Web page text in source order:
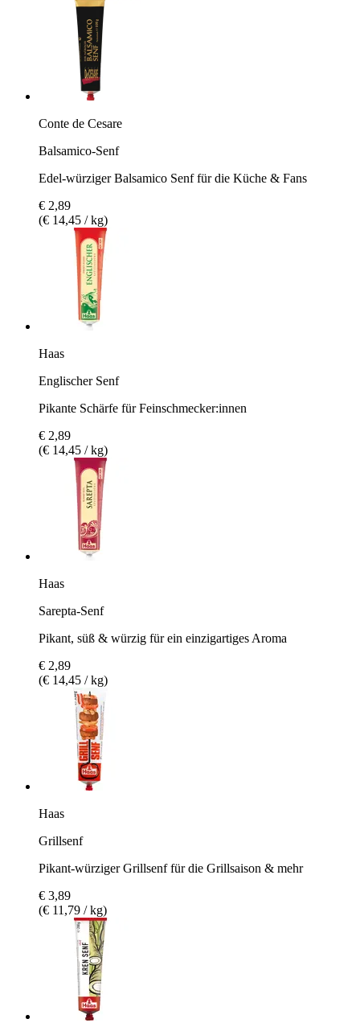
Conte de Cesare
Balsamico-Senf
Edel-würziger Balsamico Senf für die Küche & Fans
€ 2,89
(€ 14,45 / kg)
Haas
Englischer Senf
Pikante Schärfe für Feinschmecker:innen
€ 2,89
(€ 14,45 / kg)
Haas
Sarepta-Senf
Pikant, süß & würzig für ein einzigartiges Aroma
€ 2,89
(€ 14,45 / kg)
Haas
Grillsenf
Pikant-würziger Grillsenf für die Grillsaison & mehr
€ 3,89
(€ 11,79 / kg)